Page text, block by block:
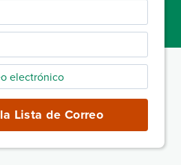
Lista de Correo